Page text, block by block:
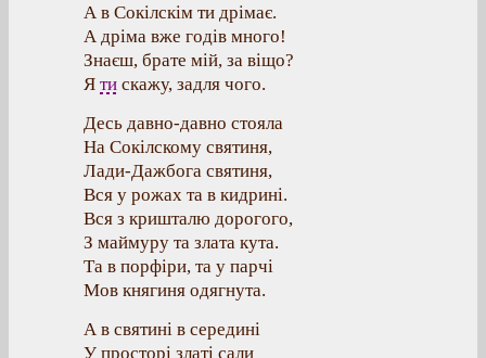
А в Сокілскім ти дрімає.
А дріма вже годів много!
Знаєш, брате мій, за віщо?
Я ти скажу, задля чого.
Десь давно-давно стояла
На Сокілскому святиня,
Лади-Дажбога святиня,
Вся у рожах та в кидрині.
Вся з кришталю дорогого,
З маймуру та злата кута.
Та в порфіри, та у парчі
Мов княгиня одягнута.
А в святині в середині
У просторі златі сали